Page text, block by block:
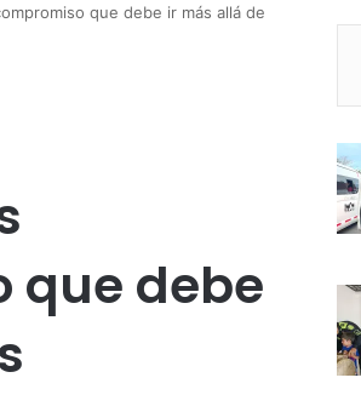
que debe ir más allá de
que debe